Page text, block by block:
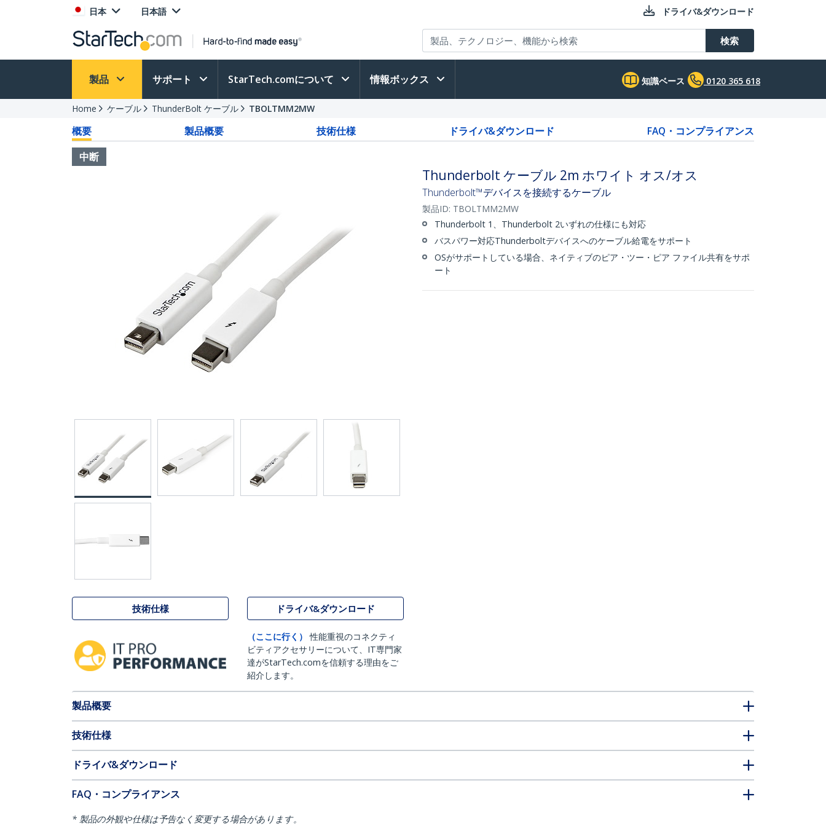
日本 日本語 ドライバ&ダウンロード
検索
製品 サポート StarTech.comについて 情報ボックス 知識ベース 0120 365 618
Home ケーブル ThunderBolt ケーブル TBOLTMM2MW
概要 製品概要 技術仕様 ドライバ&ダウンロード
FAQ・コンプライアンス
中断
技術仕様 ドライバ&ダウンロード
（ここに行く）
性能重視のコネクティ
ビティアクセサリーについて、IT専門家
達がStarTech.comを信頼する理由をご
紹介します。
Thunderbolt ケーブル 2m ホワイト オス/オス
Thunderbolt™デバイスを接続するケーブル
製品ID: TBOLTMM2MW
Thunderbolt 1、Thunderbolt 2いずれの仕様にも対応
バスパワー対応Thunderboltデバイスへのケーブル給電をサポート
OSがサポートしている場合、ネイティブのピア・ツー・ピア ファイル共有をサポ
ート
製品概要
技術仕様
ドライバ&ダウンロード
FAQ・コンプライアンス
* 製品の外観や仕様は予告なく変更する場合があります。